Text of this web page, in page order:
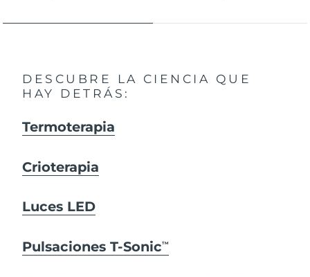
DESCUBRE LA CIENCIA QUE
HAY DETRÁS:
Termoterapia
Crioterapia
Luces LED
Pulsaciones T-SonicTM